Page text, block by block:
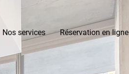
Nos services Réservation en ligne